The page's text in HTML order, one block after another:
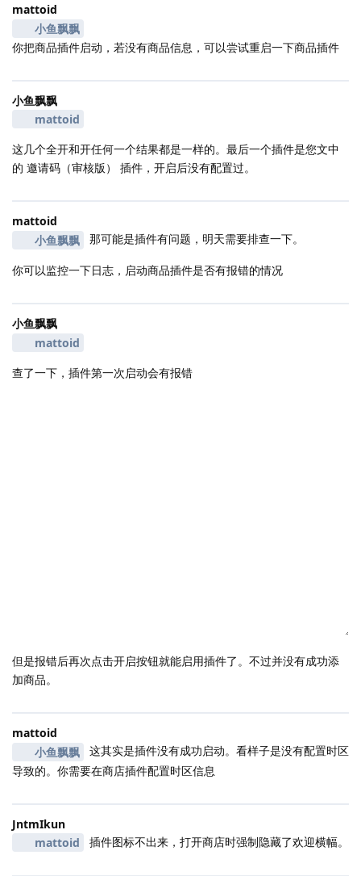
mattoid
小鱼飘飘
你把商品插件启动，若没有商品信息，可以尝试重启一下商品插件
小鱼飘飘
mattoid
这几个全开和开任何一个结果都是一样的。最后一个插件是您文中
的 邀请码（审核版） 插件，开启后没有配置过。
mattoid
小鱼飘飘
那可能是插件有问题，明天需要排查一下。
你可以监控一下日志，启动商品插件是否有报错的情况
小鱼飘飘
mattoid
查了一下，插件第一次启动会有报错
但是报错后再次点击开启按钮就能启用插件了。不过并没有成功添
加商品。
mattoid
小鱼飘飘
这其实是插件没有成功启动。看样子是没有配置时区
导致的。你需要在商店插件配置时区信息
JntmIkun
mattoid
插件图标不出来，打开商店时强制隐藏了欢迎横幅。